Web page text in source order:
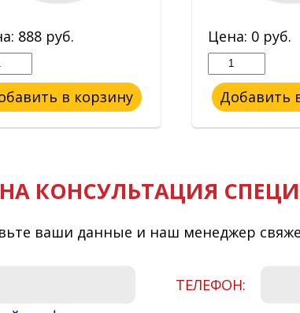
888 руб.
в корзину
Цена: 0 руб.
Добавить
КОНСУЛЬТАЦИЯ
ваши данные и наш менеджер
ТЕЛЕФОН: